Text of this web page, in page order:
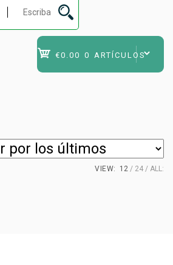
€0.00 0 ARTÍCULOS
VIEW: 12 24 ALL: